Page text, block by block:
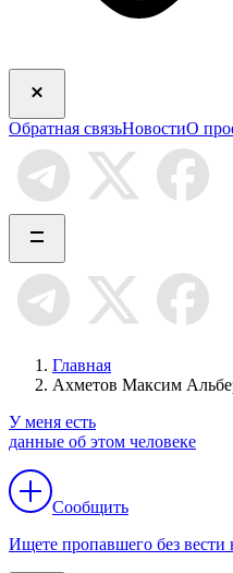
Обратная связьНовостиО
Главная
Ахметов Максим
У меня есть
данные об этом человеке
Сообщить
Ищете пропавшего без вести